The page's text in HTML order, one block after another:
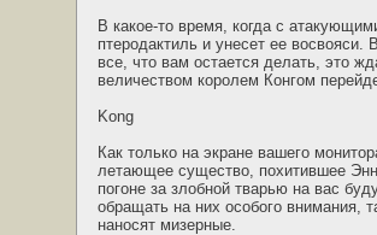
В какое-то время, когда с
птеродактиль и унесет ее
все, что вам остается делать, это
величеством королем Конгом
Kong
Как только на экране вашего
летающее существо, похитившее
погоне за злобной тварью на вас
обращать на них особого внимания,
наносят мизерные.